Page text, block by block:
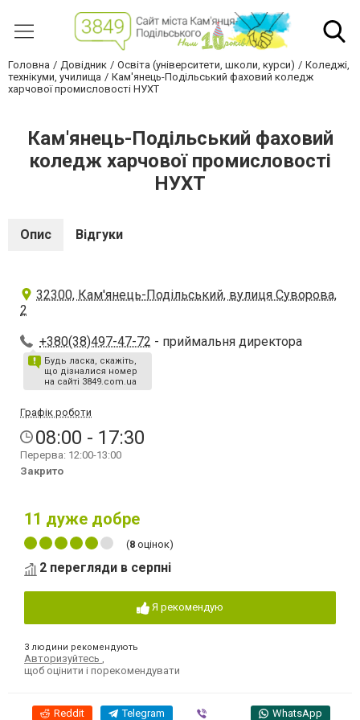
Головна Довідник Освіта (університети, школи, курси)
Коледжі,
технікуми, училища
Кам'янець-Подільський фаховий коледж
харчової промисловості НУХТ
Кам'янець-Подільський фаховий
коледж харчової промисловості
НУХТ
Опис Відгуки
32300, Кам'янець-Подільський, вулиця Суворова,
2
+380(38)497-47-72 - приймальня директора
Будь ласка, скажіть,
що дізналися номер
на сайті 3849.com.ua
Графік роботи
08:00 - 17:30
Перерва: 12:00-13:00
Закрито
11 дуже добре
(8 оцінок)
2 перегляди в серпні
Я рекомендую
3 людини рекомендують
Авторизуйтесь
щоб оцінити і порекомендувати
Reddit Telegram WhatsApp